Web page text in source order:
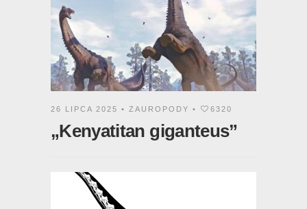
26 LIPCA 2025 • ZAUROPODY • 6320
„Kenyatitan giganteus”